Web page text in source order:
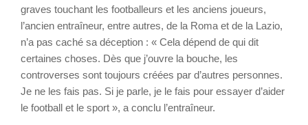
graves touchant les footballeurs et les anciens joueurs,
l’ancien entraîneur, entre autres, de la Roma et de la Lazio,
n’a pas caché sa déception : « Cela dépend de qui dit
certaines choses. Dès que j’ouvre la bouche, les
controverses sont toujours créées par d’autres personnes.
Je ne les fais pas. Si je parle, je le fais pour essayer d’aider
le football et le sport », a conclu l’entraîneur.